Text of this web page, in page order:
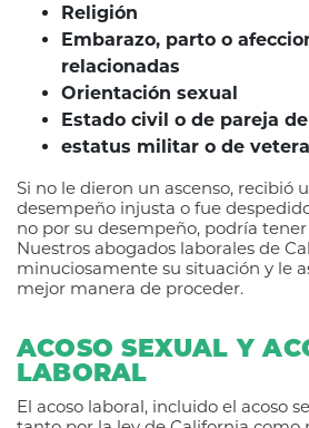
Religión
Embarazo, parto o
relacionadas
Orientación sexual
Estado civil o de pareja
estatus militar o de
Si no le dieron un ascenso, recibió
desempeño injusta o fue
no por su desempeño, podría
Nuestros abogados laborales de
minuciosamente su situación y le
mejor manera de proceder.
ACOSO SEXUAL Y
LABORAL
El acoso laboral, incluido el acoso